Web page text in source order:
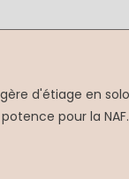
d'étiage en
pour la NAF.